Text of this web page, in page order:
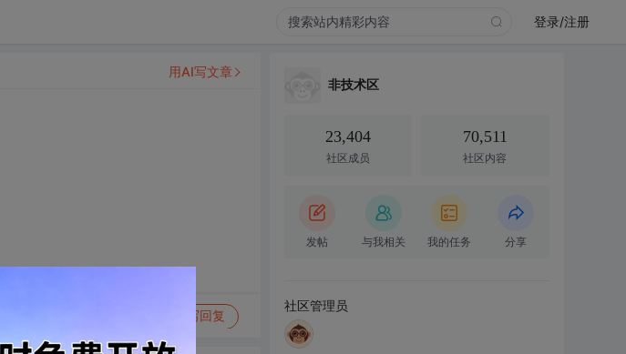
登录/注册
写回复
用AI写文章
非技术区
23,404
社区成员
70,511
社区内容
发帖 与我相关 我的任务 分享
社区管理员